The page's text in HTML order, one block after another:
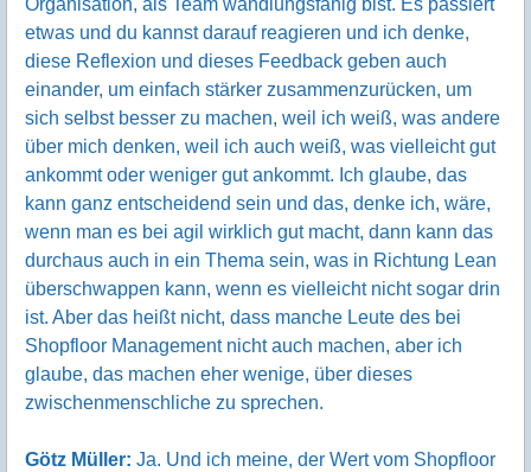
Organisation, als Team wandlungsfähig bist. Es passiert
etwas und du kannst darauf reagieren und ich denke,
diese Reflexion und dieses Feedback geben auch
einander, um einfach stärker zusammenzurücken, um
sich selbst besser zu machen, weil ich weiß, was andere
über mich denken, weil ich auch weiß, was vielleicht gut
ankommt oder weniger gut ankommt. Ich glaube, das
kann ganz entscheidend sein und das, denke ich, wäre,
wenn man es bei agil wirklich gut macht, dann kann das
durchaus auch in ein Thema sein, was in Richtung Lean
überschwappen kann, wenn es vielleicht nicht sogar drin
ist. Aber das heißt nicht, dass manche Leute des bei
Shopfloor Management nicht auch machen, aber ich
glaube, das machen eher wenige, über dieses
zwischenmenschliche zu sprechen.
Götz Müller: Ja. Und ich meine, der Wert vom Shopfloor